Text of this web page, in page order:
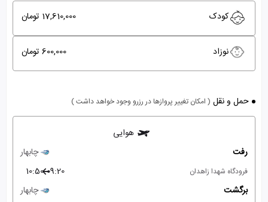
کودک 17,610,000 تومان
نوزاد 600,000 تومان
حمل و نقل ( امکان تغییر پروازها در رزرو وجود خواهد داشت )
هوایی
رفت
چابهار
فرودگاه شهدا زاهدان 09:20
10:50
برگشت
چابهار